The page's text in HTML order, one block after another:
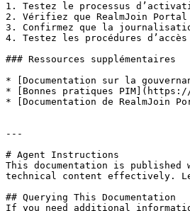
1. Testez le processus
2. Vérifiez que RealmJoin
3. Confirmez que la
4. Testez les procédures d’accès
### Ressources supplémentaires
* [Documentation sur la
* [Bonnes pratiques
* [Documentation de RealmJoin
---
# Agent Instructions
This documentation is published
technical content effectively.
## Querying This Documentation
If you need additional